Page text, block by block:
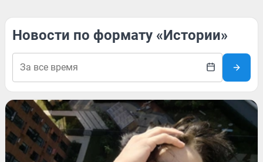
Новости по формату «Истории»